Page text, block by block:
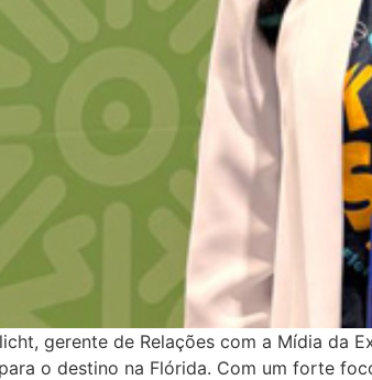
gerente de Relações com a Mídia da
o destino na Flórida. Com um forte